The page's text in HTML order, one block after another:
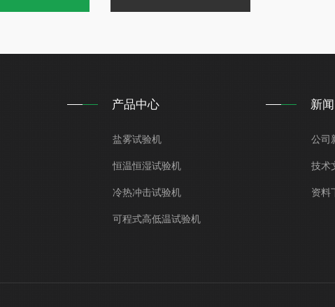
产品中心
盐雾试验机
恒温恒湿试验机
冷热冲击试验机
可程式高低温试验机
新
公司
技术
资料